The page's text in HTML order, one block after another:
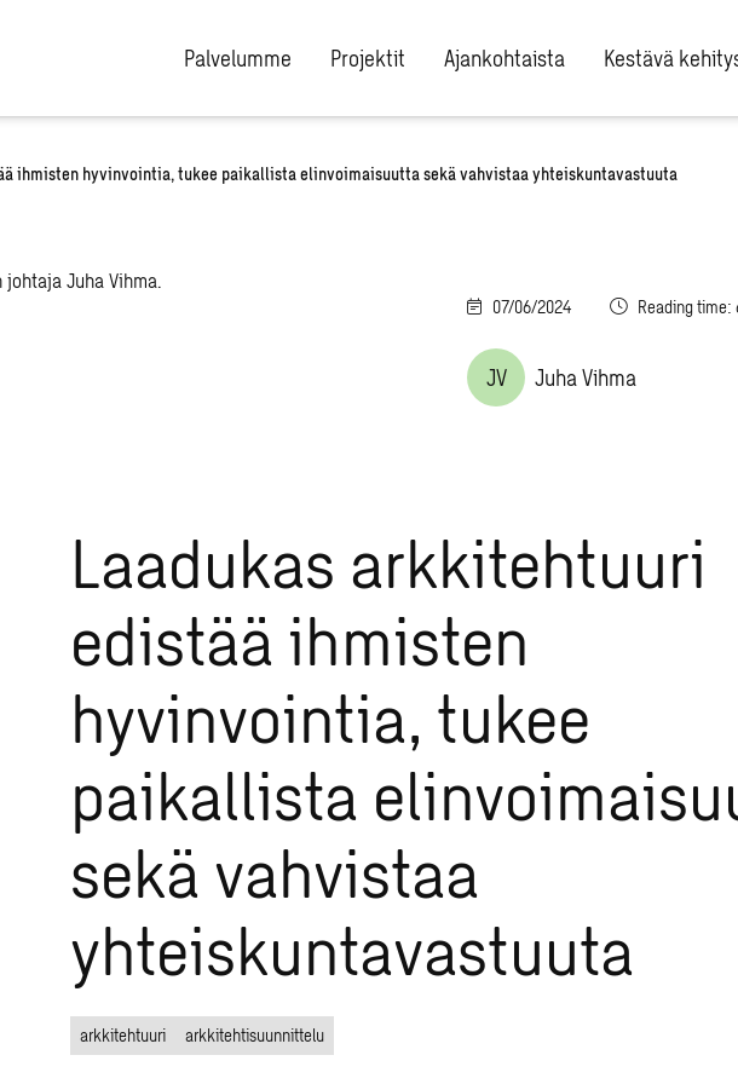
Palvelumme Projektit Ajankohtaista Kestävä
ihmisten hyvinvointia, tukee paikallista elinvoimaisuutta sekä vahvistaa yhteiskuntavastuuta
07/06/2024 Reading time:
JV Juha Vihma
Laadukas arkkitehtuuri
edistää ihmisten
hyvinvointia, tukee
paikallista
sekä vahvistaa
yhteiskuntavastuuta
arkkitehtuuri arkkitehtisuunnittelu